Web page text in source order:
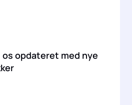
opdateret med nye